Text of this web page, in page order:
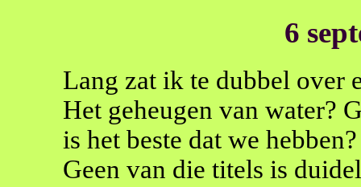
6
Lang zat ik te dubbel over
Het geheugen van water?
is het beste dat we hebben?
Geen van die titels is